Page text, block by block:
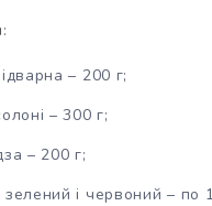
:
– 200 г;
– 300 г;
– 200 г;
і червоний – по